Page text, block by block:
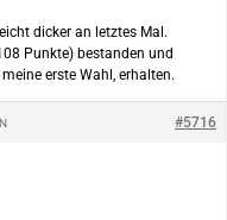
dicker an letztes Mal.
Punkte) bestanden und
erste Wahl, erhalten.
#5716